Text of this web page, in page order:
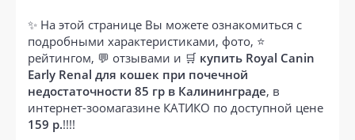
✨ На этой странице Вы можете ознакомиться с
подробными характеристиками, фото, ⭐
рейтингом, 💬 отзывами и 🛒 купить Royal Canin
Early Renal для кошек при почечной
недостаточности 85 гр в Калининграде, в
интернет-зоомагазине КАТИКО по доступной цене
159 р.!!!!